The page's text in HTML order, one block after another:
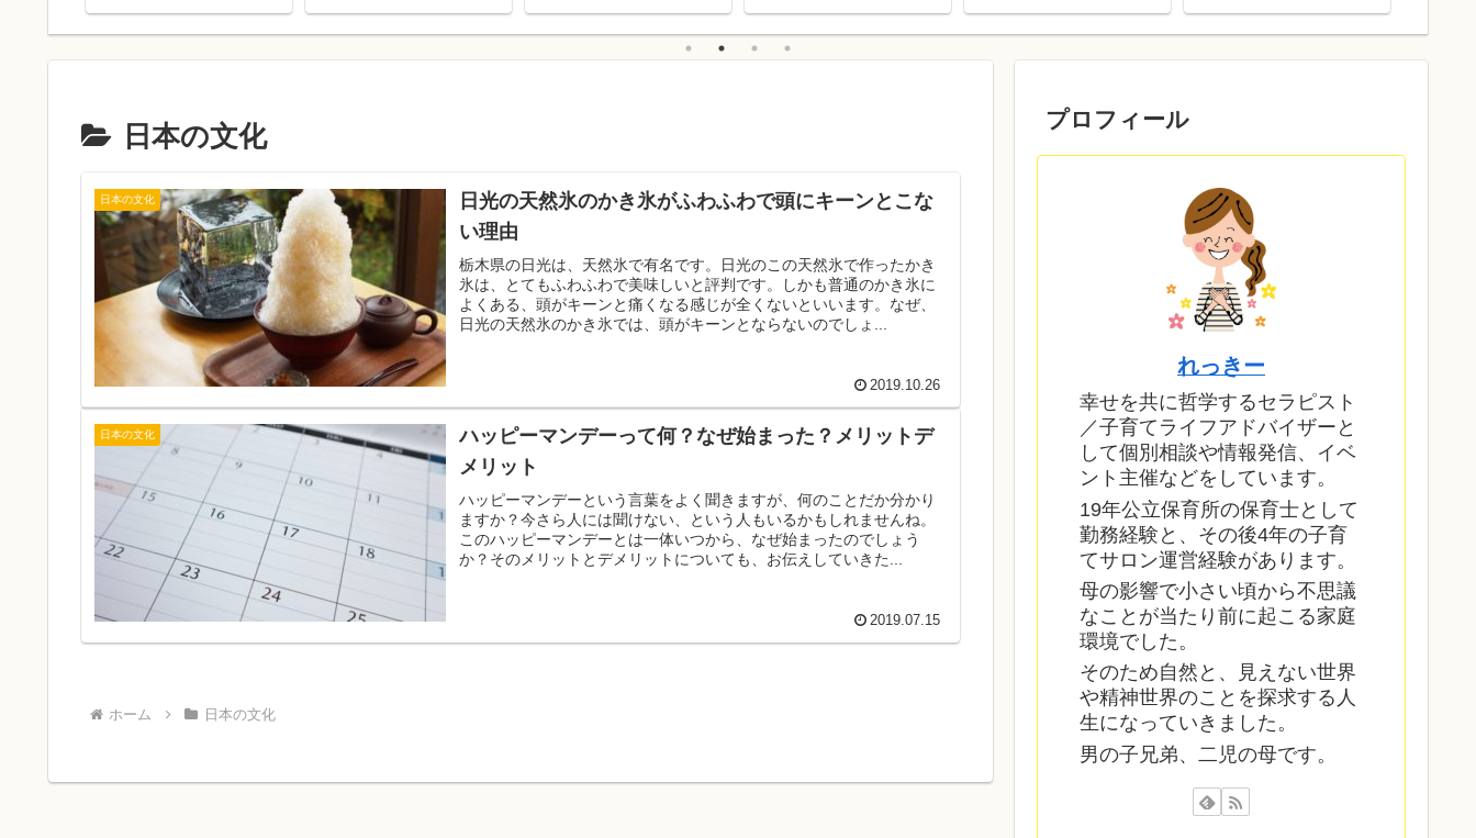
日本の文化
日本の文化
日光の天然氷のかき氷がふわふわで頭にキーンとこな
い理由
栃木県の日光は、天然氷で有名です。日光のこの天然氷で作ったかき
氷は、とてもふわふわで美味しいと評判です。しかも普通のかき氷に
よくある、頭がキーンと痛くなる感じが全くないといいます。なぜ、
日光の天然氷のかき氷では、頭がキーンとならないのでしょ...
2019.10.26
日本の文化
ハッピーマンデーって何？なぜ始まった？メリットデ
メリット
ハッピーマンデーという言葉をよく聞きますが、何のことだか分かり
ますか？今さら人には聞けない、という人もいるかもしれませんね。
このハッピーマンデーとは一体いつから、なぜ始まったのでしょう
か？そのメリットとデメリットについても、お伝えしていきた...
2019.07.15
ホーム 日本の文化
プロフィール
れっきー
幸せを共に哲学するセラピスト
／子育てライフアドバイザーと
して個別相談や情報発信、イベ
ント主催などをしています。
19年公立保育所の保育士として
勤務経験と、その後4年の子育
てサロン運営経験があります。
母の影響で小さい頃から不思議
なことが当たり前に起こる家庭
環境でした。
そのため自然と、見えない世界
や精神世界のことを探求する人
生になっていきました。
男の子兄弟、二児の母です。